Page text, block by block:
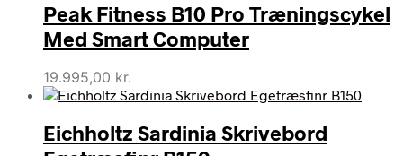
Peak Fitness B10 Pro Træningscykel
Med Smart Computer
19.995,00 kr.
Eichholtz Sardinia Skrivebord